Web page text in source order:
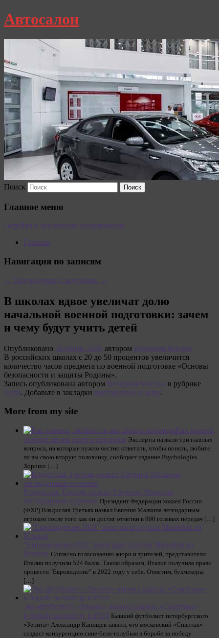
Автосалон
Поиск
Главное меню
Перейти к основному содержимому
Главная
Навигация по записям
← Предыдущая Следующая →
В школах вдвое увеличат долю
начальной военной подготовки: зачем
и чему будут учить детей
Опубликовано 26 июня, 2026 автором Вечерняя Москва
В российских школах с 20 до 50 процентов увеличится
количество часов предмета по военной подготовке «Основы
безопасности и защиты Родины».
Запись опубликована автором Вечерняя Москва в рубрике
Дети. Добавьте в закладки постоянную ссылку.
More from my site
Как понять,
любите ли вы своего партнера Эксперты назвали три главных
вопроса, на которые нужно честно ответить, чтобы понять, любите
ли вы свою вторую половинку, сообщает издание Psychologies.
Хорошо […]
Владислав Третьяк назвал Евгения Малкина
легендарным игроком Президент Федерации хоккея России
(ФХР) Владислав Третьяк назвал Евгения Малкина легендарным
игроком после того как он достиг отметки в 800 голевых передач […]
“Евровидение-2021” выиграла группа Maneskin из
Италии Согласно голосованию жюри и зрителей, представители
Италии получили 524 балла. Таким образом, Италия получила право
провести "Евровидение" в 2022 году у себя. Отметим, букмекеры
[…]
Экс-футболист «Зенита» оценил шансы «Спартака»
в борьбе за победу в РПЛ Бывший футболист петербургского
«Зенита» Александр Канищев заявил, что московский «Спартак»
создаст конкуренцию сине-бело-голубым в борьбе за победу